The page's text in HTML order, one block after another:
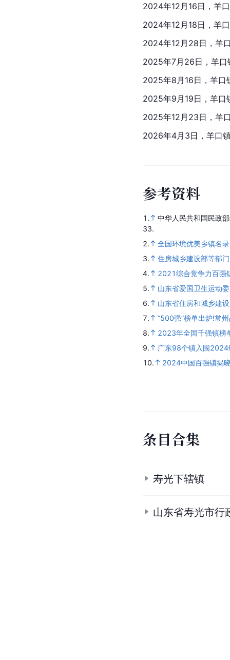
2024年12月16日，羊
2024年12月18日，羊
2024年12月28日，羊
2025年7月26日，羊口
2025年8月16日，羊口
2025年9月19日，羊口
2025年12月23日，羊
2026年4月3日，羊口
参考资料
1.
中华人民共和国民政
33.
2.
全国环境优美乡镇名录
3.
住房城乡建设部等部
4.
2021综合竞争力百强
5.
山东省爱国卫生运动
6.
山东省住房和城乡建
7.
“500强”榜单出炉!常
8.
2023年全国千强镇榜
9.
广东98个镇入围
10.
2024中国百强镇揭
条目合集
寿光下辖镇
山东省寿光市行